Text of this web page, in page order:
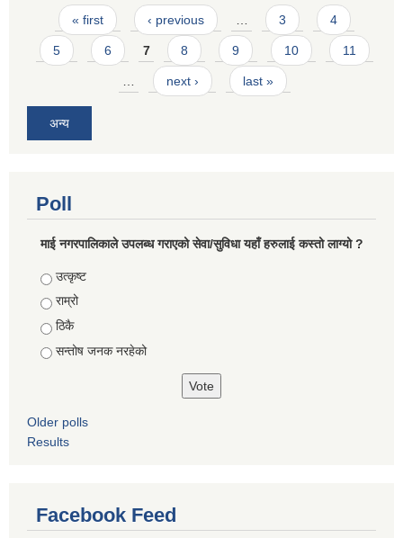
Pages
« first ‹ previous … 3 4
5 6 7 8 9 10 11
… next › last »
अन्य
Poll
माई नगरपालिकाले उपलब्ध गराएको सेवा/सुविधा यहाँ हरुलाई कस्तो लाग्यो ?
Choices
उत्कृष्ट
राम्रो
ठिकै
सन्तोष जनक नरहेको
Older polls
Results
Facebook Feed